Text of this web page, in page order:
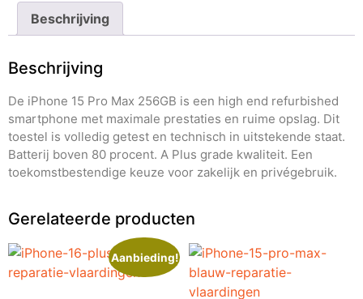
Beschrijving
Beschrijving
De iPhone 15 Pro Max 256GB is een high end refurbished
smartphone met maximale prestaties en ruime opslag. Dit
toestel is volledig getest en technisch in uitstekende staat.
Batterij boven 80 procent. A Plus grade kwaliteit. Een
toekomstbestendige keuze voor zakelijk en privégebruik.
Gerelateerde producten
Aanbieding!